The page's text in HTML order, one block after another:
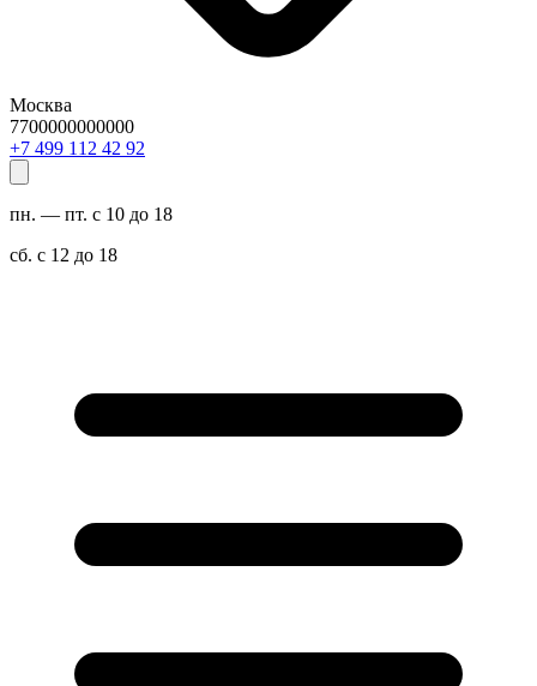
Москва
7700000000000
29 24 211 994 7+
пн. — пт. с 10 до 18
сб. с 12 до 18